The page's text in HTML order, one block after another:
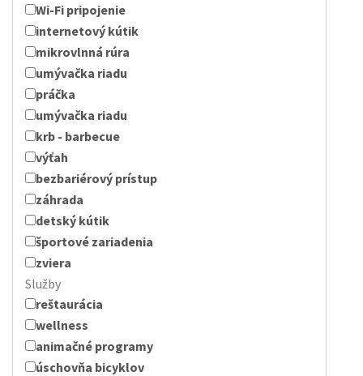
Wi-Fi pripojenie
internetový kútik
mikrovlnná rúra
umývačka riadu
práčka
umývačka riadu
krb - barbecue
výťah
bezbariérový prístup
záhrada
detský kútik
športové zariadenia
zviera
Služby
reštaurácia
wellness
animačné programy
úschovňa bicyklov